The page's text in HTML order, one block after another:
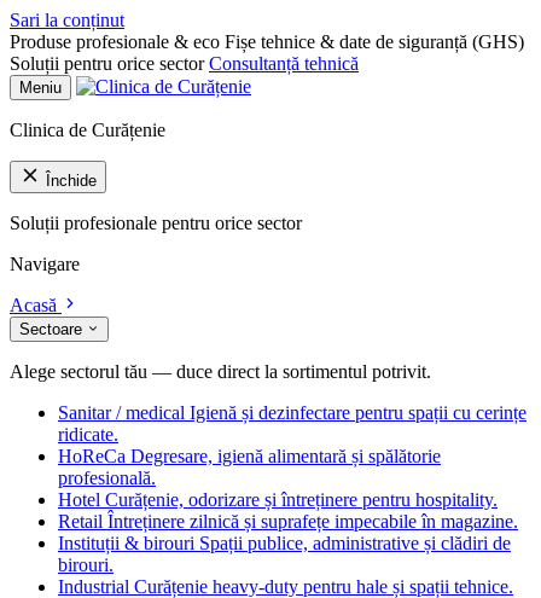
Sari la conținut
Produse profesionale & eco Fișe tehnice & date de siguranță (GHS)
Soluții pentru orice sector Consultanță tehnică
Meniu
Clinica de Curățenie
Închide
Soluții profesionale pentru orice sector
Navigare
Acasă
Sectoare
Alege sectorul tău — duce direct la sortimentul potrivit.
Sanitar / medical Igienă și dezinfectare pentru spații cu cerințe
ridicate.
HoReCa Degresare, igienă alimentară și spălătorie
profesională.
Hotel Curățenie, odorizare și întreținere pentru hospitality.
Retail Întreținere zilnică și suprafețe impecabile în magazine.
Instituții & birouri Spații publice, administrative și clădiri de
birouri.
Industrial Curățenie heavy-duty pentru hale și spații tehnice.